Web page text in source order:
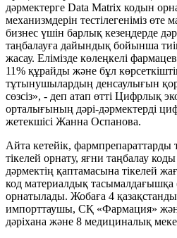
дәрмектерге Data Matrix кодын
механизмдерін тестілегеніміз өте
бизнес үшін барлық кезеңдерде
таңбалауға дайындық бойынша
жасау. Елімізде көлеңкелі
11% құрайды және бұл
тұтынушылардың денсаулығын
сөзсіз», - деп атап өтті Цифрлық
орталығының дәрі-дәрмектерді
жетекшісі Жанна Оспанова.
Айта кетейік, фармпрепараттарды
тікелей орнату, яғни таңбалау коды
дәрмектің қаптамасына тікелей
код материалдық тасымалдағышқа
орнатылады. Жобаға 4
импорттаушы, СҚ «Фармация»
дәріхана және 8 медициналық